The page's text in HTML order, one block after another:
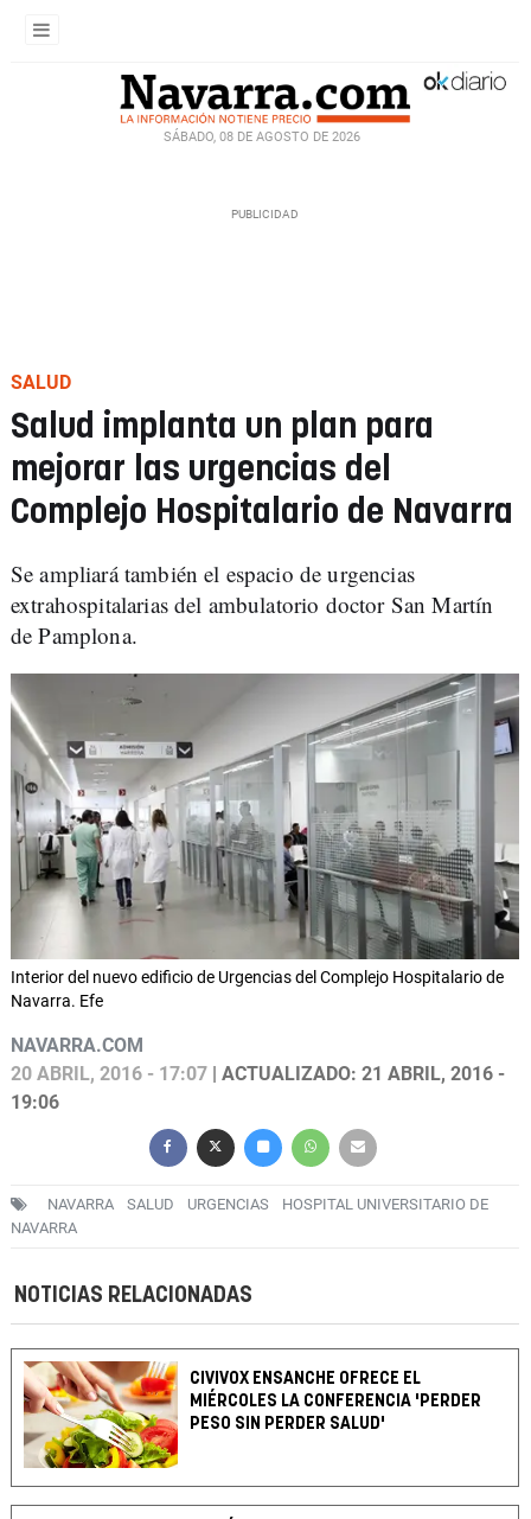
SÁBADO, 08 DE AGOSTO DE 2026
SALUD
Salud implanta un plan para
mejorar las urgencias del
Complejo Hospitalario de Navarra
Se ampliará también el espacio de urgencias
extrahospitalarias del ambulatorio doctor San Martín
de Pamplona.
Interior del nuevo edificio de Urgencias del Complejo Hospitalario de
Navarra. Efe
NAVARRA.COM
20 ABRIL, 2016 - 17:07 | ACTUALIZADO: 21 ABRIL, 2016 -
19:06
NAVARRA SALUD URGENCIAS
HOSPITAL UNIVERSITARIO DE
NAVARRA
NOTICIAS RELACIONADAS
CIVIVOX ENSANCHE OFRECE EL
MIÉRCOLES LA CONFERENCIA 'PERDER
PESO SIN PERDER SALUD'